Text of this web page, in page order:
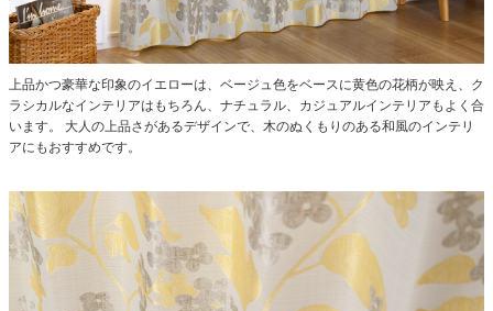
上品かつ豪華な印象のイエローは、ベージュ色をベースに黄色の花柄が映え、ク
ラシカルなインテリアはもちろん、ナチュラル、カジュアルインテリアもよく合
います。 大人の上品さがあるデザインで、木のぬくもりのある和風のインテリ
アにもおすすめです。